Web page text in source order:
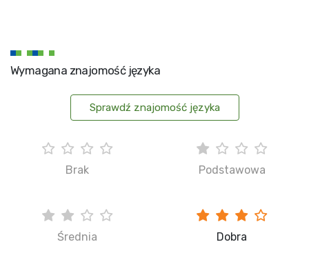
Wymagana znajomość języka
Sprawdź znajomość języka
Brak Podstawowa
Średnia Dobra